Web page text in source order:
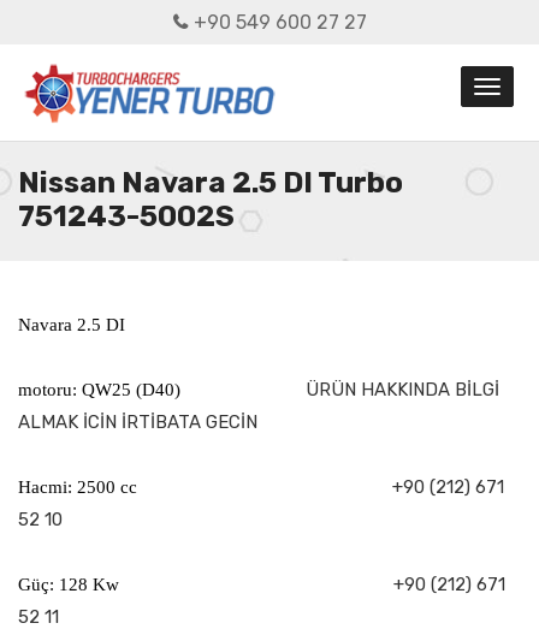
+90 549 600 27 27
Nissan Navara 2.5 DI Turbo
751243-5002S
Navara 2.5 DI
motoru: QW25 (D40) ÜRÜN HAKKINDA BİLGİ
ALMAK İCİN İRTİBATA GECİN
Hacmi: 2500 cc +90 (212) 671
52 10
Güç: 128 Kw +90 (212) 671
52 11